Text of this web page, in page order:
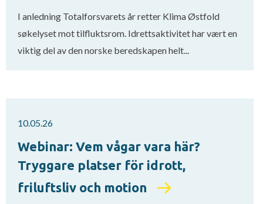
I anledning Totalforsvarets år retter Klima Østfold
søkelyset mot tilfluktsrom. Idrettsaktivitet har vært en
viktig del av den norske beredskapen helt...
10.05.26
Webinar: Vem vågar vara här?
Tryggare platser för idrott,
friluftsliv och motion